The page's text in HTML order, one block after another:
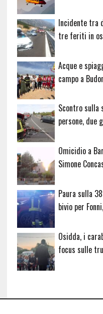
Incidente tra
tre feriti in
Acque e
campo a
Scontro
persone, due
Omicidio a
Simone
Paura sulla
bivio per
Osidda, i
focus sulle